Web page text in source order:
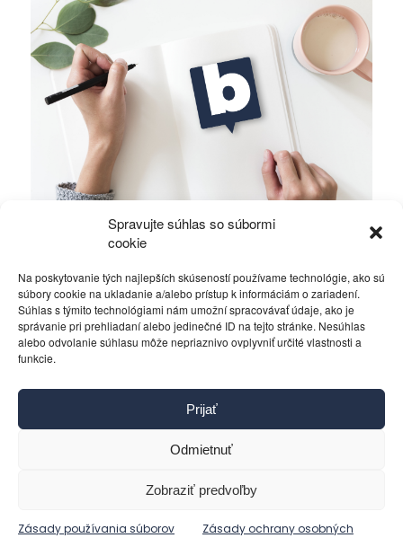
Spravujte súhlas so súbormi
cookie
Na poskytovanie tých najlepších skúseností používame technológie, ako sú
súbory cookie na ukladanie a/alebo prístup k informáciám o zariadení.
Súhlas s týmito technológiami nám umožní spracovávať údaje, ako je
správanie pri prehliadaní alebo jedinečné ID na tejto stránke. Nesúhlas
alebo odvolanie súhlasu môže nepriaznivo ovplyvniť určité vlastnosti a
funkcie.
Prijať
Odmietnuť
Zobraziť predvoľby
Zásady používania súborov Zásady ochrany osobných
Ficova vláda a médiá…
Politika 4. decembra 2023
Kontakt
Pravidlá používania
Ochrana osobných údajov